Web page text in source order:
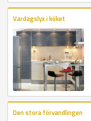
Vardagslyx i köket
Den stora förvandlingen